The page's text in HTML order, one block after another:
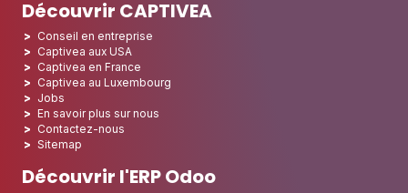
Découvrir CAPTIVEA
Conseil en entreprise
Captivea aux USA
Captivea en France
Captivea au Luxembourg
Jobs
En savoir plus sur nous
Contactez-nous
Sitemap
Découvrir l'ERP Odoo